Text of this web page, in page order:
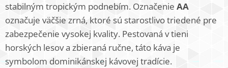
stabilným tropickým podnebím. Označenie AA
označuje väčšie zrná, ktoré sú starostlivo triedené pre
zabezpečenie vysokej kvality. Pestovaná v tieni
horských lesov a zbieraná ručne, táto káva je
symbolom dominikánskej kávovej tradície.